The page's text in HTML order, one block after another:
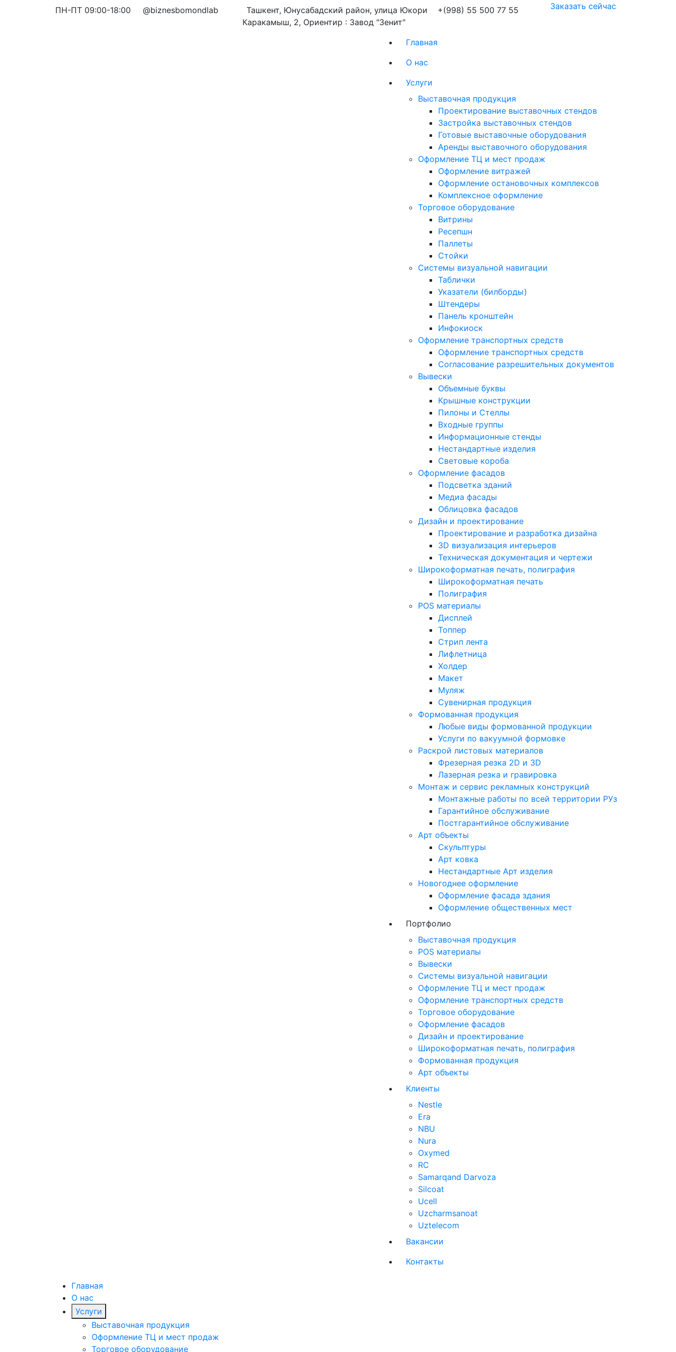
ПН-ПТ 09:00-18:00 @biznesbomondlab
Ташкент, Юнусабадский район, улица Юкори
Каракамыш, 2, Ориентир : Завод "Зенит"
+(998) 55 500 77 55 Заказать сейчас
Главная
О нас
Услуги
Выставочная продукция
Проектирование выставочных стендов
Застройка выставочных стендов
Готовые выставочные оборудования
Аренды выставочного оборудования
Оформление ТЦ и мест продаж
Оформление витражей
Оформление остановочных комплексов
Комплексное оформление
Торговое оборудование
Витрины
Ресепшн
Паллеты
Стойки
Системы визуальной навигации
Таблички
Указатели (билборды)
Штендеры
Панель кронштейн
Инфокиоск
Оформление транспортных средств
Оформление транспортных средств
Согласование разрешительных документов
Вывески
Объемные буквы
Крышные конструкции
Пилоны и Стеллы
Входные группы
Информационные стенды
Нестандартные изделия
Световые короба
Оформление фасадов
Подсветка зданий
Медиа фасады
Облицовка фасадов
Дизайн и проектирование
Проектирование и разработка дизайна
3D визуализация интерьеров
Техническая документация и чертежи
Широкоформатная печать, полиграфия
Широкоформатная печать
Полиграфия
POS материалы
Дисплей
Топпер
Стрип лента
Лифлетница
Холдер
Макет
Муляж
Сувенирная продукция
Формованная продукция
Любые виды формованной продукции
Услуги по вакуумной формовке
Раскрой листовых материалов
Фрезерная резка 2D и 3D
Лазерная резка и гравировка
Монтаж и сервис рекламных конструкций
Монтажные работы по всей территории РУз
Гарантийное обслуживание
Постгарантийное обслуживание
Арт объекты
Скульптуры
Арт ковка
Нестандартные Арт изделия
Новогоднее оформление
Оформление фасада здания
Оформление общественных мест
Портфолио
Выставочная продукция
POS материалы
Вывески
Системы визуальной навигации
Оформление ТЦ и мест продаж
Оформление транспортных средств
Торговое оборудование
Оформление фасадов
Дизайн и проектирование
Широкоформатная печать, полиграфия
Формованная продукция
Арт объекты
Клиенты
Nestle
Era
NBU
Nura
Oxymed
RC
Samarqand Darvoza
Silcoat
Ucell
Uzcharmsanoat
Uztelecom
Вакансии
Контакты
Главная
О нас
Услуги
Выставочная продукция
Оформление ТЦ и мест продаж
Торговое оборудование